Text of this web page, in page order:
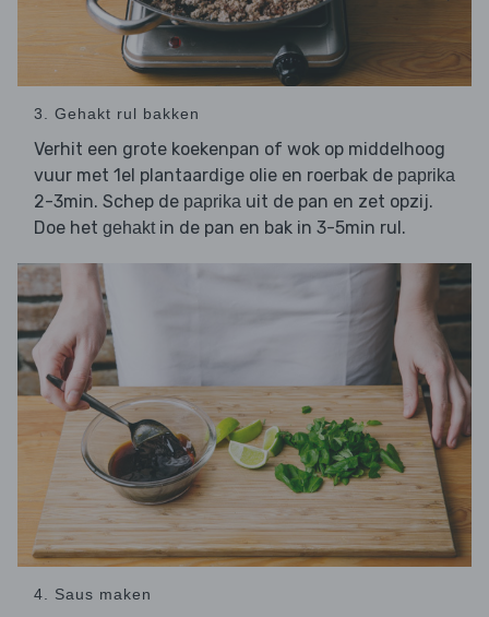
3. Gehakt rul bakken
Verhit een grote koekenpan of wok op middelhoog
vuur met 1el plantaardige olie en roerbak de paprika
2-3min. Schep de paprika uit de pan en zet opzij.
Doe het gehaktin de pan en bak in 3-5min rul.
4. Saus maken